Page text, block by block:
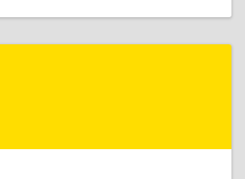
край, Ставрополь г,